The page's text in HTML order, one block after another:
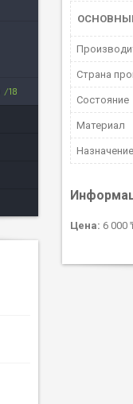
Страна
Состояние
Материал
Назначение
Цена: 6 000
18